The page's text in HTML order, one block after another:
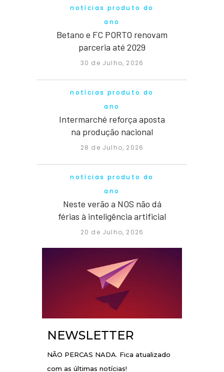
notícias produto do
ano
Betano e FC PORTO renovam
parceria até 2029
30 de Julho, 2026
notícias produto do
ano
Intermarché reforça aposta
na produção nacional
28 de Julho, 2026
notícias produto do
ano
Neste verão a NOS não dá
férias à inteligência artificial
20 de Julho, 2026
NEWSLETTER
NÃO PERCAS NADA. Fica atualizado
com as últimas notícias!